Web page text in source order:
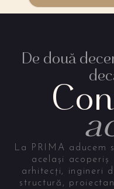
De două
La PRIMA aducem
același acoperiș
arhitecți, ingineri
structură,